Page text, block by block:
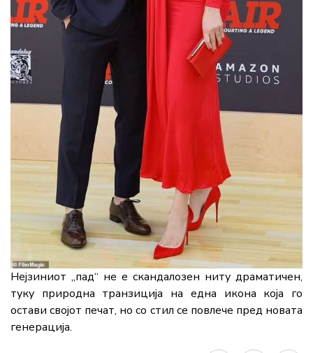
Нејзиниот „пад“ не е скандалозен ниту драматичен,
туку природна транзиција на една икона која го
остави својот печат, но со стил се повлече пред новата
генерација.